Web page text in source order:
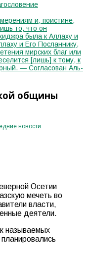
и, поистине,
то, что он
была к Аллаху и
и Его Посланнику,
мирских благ или
[лишь] к тому, к
— Согласован Аль-
общины
новости
Осетии
мечеть во
власти,
деятели.
называемых